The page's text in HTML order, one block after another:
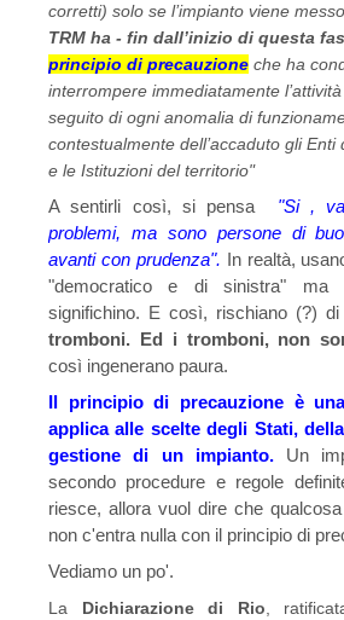
corretti) solo se l’impianto viene
TRM ha - fin dall’inizio di questa
principio di precauzione che ha
interrompere immediatamente l’attività
seguito di ogni anomalia di
contestualmente dell’accaduto gli
e le Istituzioni del territorio"
A sentirli così, si pensa
"Si ,
problemi, ma sono persone di
avanti con prudenza".
In realtà,
"democratico e di sinistra" ma
significhino. E così, rischiano (?) di
tromboni. Ed i tromboni, non
così ingenerano paura.
Il principio di precauzione è
applica alle scelte degli Stati,
gestione di un impianto.Un
secondo procedure e regole
riesce, allora vuol dire che
non c'entra nulla con il principio di
Vediamo un po'.
La Dichiarazione di Rio ,